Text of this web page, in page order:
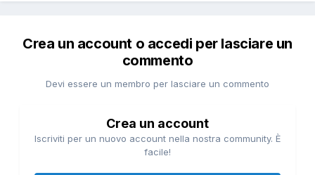
Crea un account o accedi per lasciare un
commento
Devi essere un membro per lasciare un commento
Crea un account
Iscriviti per un nuovo account nella nostra community. È
facile!